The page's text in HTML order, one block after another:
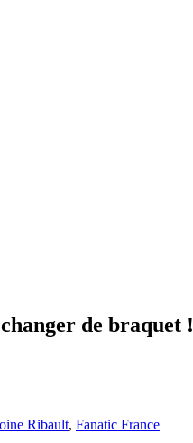
de braquet !
Ribault, Fanatic France